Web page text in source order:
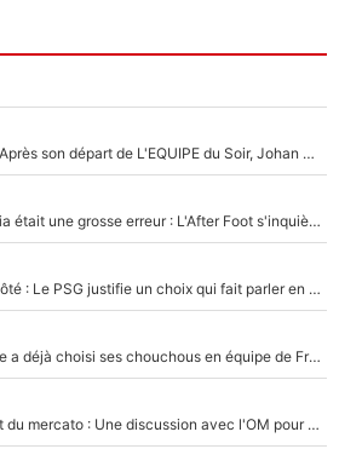
«J’en avais toujours rêvé» : Après son départ de L'EQUIPE du Soir, Johan Micoud va rebondir avec une activité «confidentielle»
L'interview de Medhi Benatia était une grosse erreur : L'After Foot s'inquiète pour l'avenir de l'ancien dirigeant de l'OM qui pourrait rester longtemps au chômage
Lucas Chevalier laissé de côté : Le PSG justifie un choix qui fait parler en plein mercato
Olise, Doué, Cherki… Zidane a déjà choisi ses chouchous en équipe de France ? L’IA annonce des surprises sans Kylian Mbappé !
Amine Gouiri est très inquiet du mercato : Une discussion avec l'OM pour acter son transfert !